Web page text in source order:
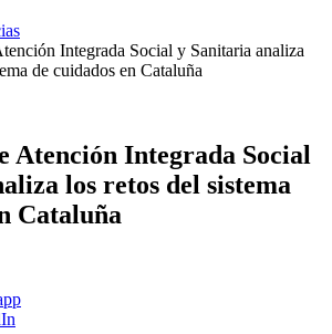
Integrada Social y Sanitaria analiza
de cuidados en Cataluña
Atención Integrada Social
los retos del sistema
Cataluña